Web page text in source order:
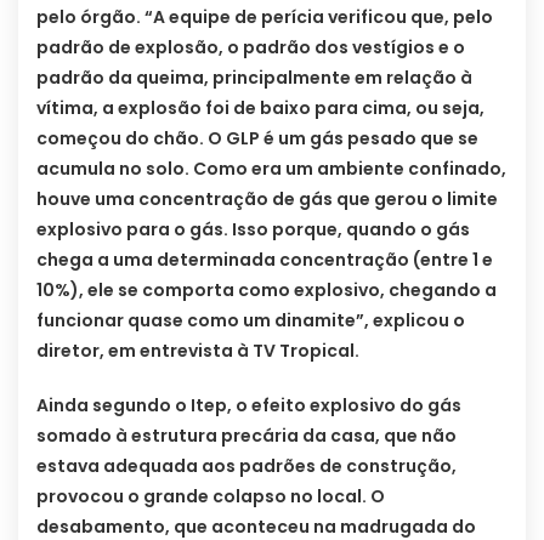
pelo órgão. “A equipe de perícia verificou que, pelo
padrão de explosão, o padrão dos vestígios e o
padrão da queima, principalmente em relação à
vítima, a explosão foi de baixo para cima, ou seja,
começou do chão. O GLP é um gás pesado que se
acumula no solo. Como era um ambiente confinado,
houve uma concentração de gás que gerou o limite
explosivo para o gás. Isso porque, quando o gás
chega a uma determinada concentração (entre 1 e
10%), ele se comporta como explosivo, chegando a
funcionar quase como um dinamite”, explicou o
diretor, em entrevista à TV Tropical.
Ainda segundo o Itep, o efeito explosivo do gás
somado à estrutura precária da casa, que não
estava adequada aos padrões de construção,
provocou o grande colapso no local. O
desabamento, que aconteceu na madrugada do